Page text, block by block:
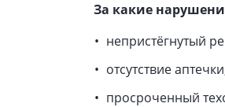
За какие
непристёгнутый
отсутствие
просроченный